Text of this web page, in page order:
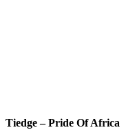
Tiedge – Pride Of Africa